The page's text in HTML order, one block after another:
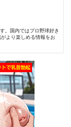
。国内ではプロ野球好き
より楽しめる情報をお